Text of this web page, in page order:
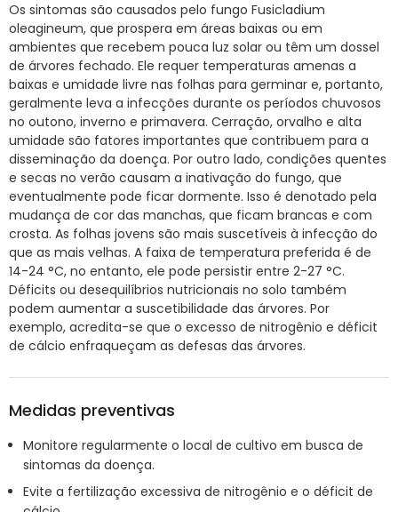
Os sintomas são causados pelo fungo Fusicladium
oleagineum, que prospera em áreas baixas ou em
ambientes que recebem pouca luz solar ou têm um dossel
de árvores fechado. Ele requer temperaturas amenas a
baixas e umidade livre nas folhas para germinar e, portanto,
geralmente leva a infecções durante os períodos chuvosos
no outono, inverno e primavera. Cerração, orvalho e alta
umidade são fatores importantes que contribuem para a
disseminação da doença. Por outro lado, condições quentes
e secas no verão causam a inativação do fungo, que
eventualmente pode ficar dormente. Isso é denotado pela
mudança de cor das manchas, que ficam brancas e com
crosta. As folhas jovens são mais suscetíveis à infecção do
que as mais velhas. A faixa de temperatura preferida é de
14-24 °C, no entanto, ele pode persistir entre 2-27 °C.
Déficits ou desequilíbrios nutricionais no solo também
podem aumentar a suscetibilidade das árvores. Por
exemplo, acredita-se que o excesso de nitrogênio e déficit
de cálcio enfraqueçam as defesas das árvores.
Medidas preventivas
Monitore regularmente o local de cultivo em busca de
sintomas da doença.
Evite a fertilização excessiva de nitrogênio e o déficit de